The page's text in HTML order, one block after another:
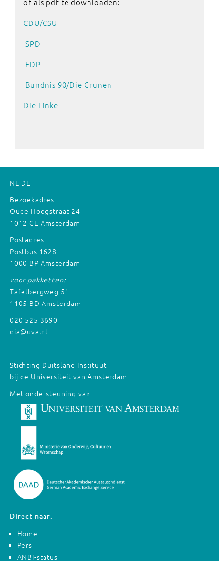
CDU/CSU
SPD
FDP
Bündnis 90/Die Grünen
Die Linke
NL DE
Bezoekadres
Oude Hoogstraat 24
1012 CE Amsterdam
Postadres
Postbus 1628
1000 BP Amsterdam
voor pakketten:
Tafelbergweg 51
1105 BD Amsterdam
020 525 3690
dia@uva.nl
Stichting Duitsland Instituut
bij de Universiteit van Amsterdam
Met ondersteuning van
Direct naar:
Home
Pers
ANBI-status